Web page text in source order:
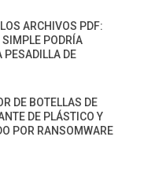
ARCHIVOS PDF:
PODRÍA
PESADILLA DE
DE BOTELLAS DE
DE PLÁSTICO Y
POR RANSOMWARE